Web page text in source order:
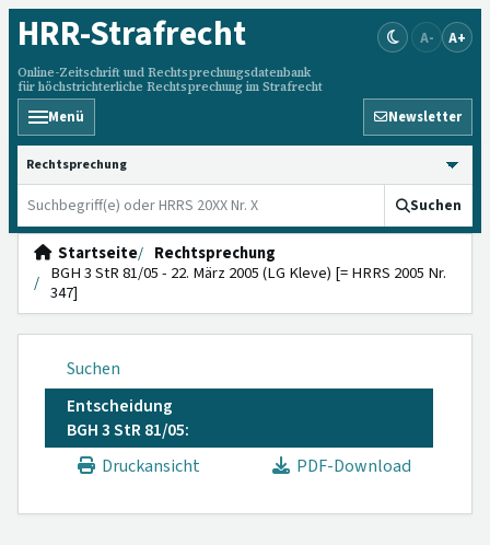
HRR-Strafrecht
Online-Zeitschrift und Rechtsprechungsdatenbank
für höchstrichterliche Rechtsprechung im Strafrecht
A- A+
Menü Newsletter
HRRS durchsuchen
Suchen
Startseite
Rechtsprechung
BGH 3 StR 81/05 - 22. März 2005 (LG Kleve) [= HRRS 2005 Nr.
347]
Suchen
Entscheidung
BGH 3 StR 81/05:
Druckansicht
PDF-Download